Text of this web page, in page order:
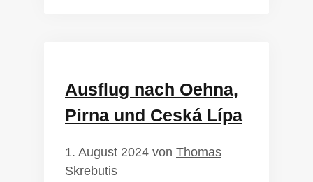
Ausflug nach Oehna,
Pirna und Ceská Lípa
1. August 2024 von Thomas
Skrebutis